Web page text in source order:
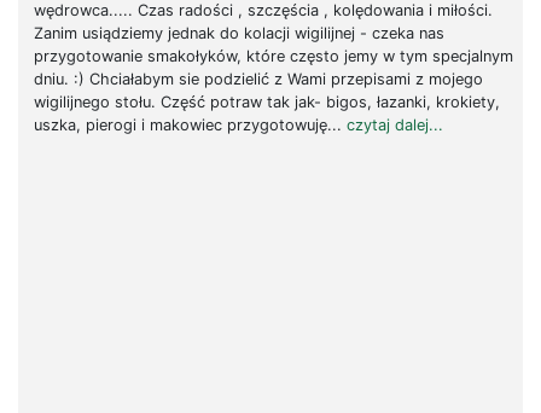
wędrowca..... Czas radości , szczęścia , kolędowania i miłości.
Zanim usiądziemy jednak do kolacji wigilijnej - czeka nas
przygotowanie smakołyków, które często jemy w tym specjalnym
dniu. :) Chciałabym sie podzielić z Wami przepisami z mojego
wigilijnego stołu. Część potraw tak jak- bigos, łazanki, krokiety,
uszka, pierogi i makowiec przygotowuję... czytaj dalej...